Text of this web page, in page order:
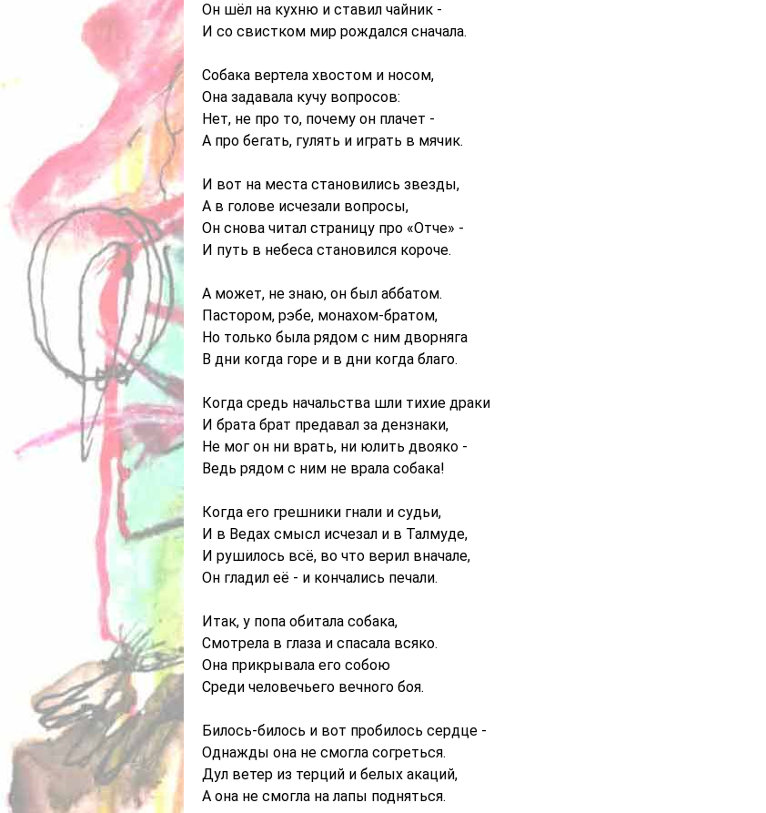
Он шёл на кухню и ставил чайник -
И со свистком мир рождался сначала.
Собака вертела хвостом и носом,
Она задавала кучу вопросов:
Нет, не про то, почему он плачет -
А про бегать, гулять и играть в мячик.
И вот на места становились звезды,
А в голове исчезали вопросы,
Он снова читал страницу про «Отче» -
И путь в небеса становился короче.
А может, не знаю, он был аббатом.
Пастором, рэбе, монахом-братом,
Но только была рядом с ним дворняга
В дни когда горе и в дни когда благо.
Когда средь начальства шли тихие драки
И брата брат предавал за дензнаки,
Не мог он ни врать, ни юлить двояко -
Ведь рядом с ним не врала собака!
Когда его грешники гнали и судьи,
И в Ведах смысл исчезал и в Талмуде,
И рушилось всё, во что верил вначале,
Он гладил её - и кончались печали.
Итак, у попа обитала собака,
Смотрела в глаза и спасала всяко.
Она прикрывала его собою
Среди человечьего вечного боя.
Билось-билось и вот пробилось сердце -
Однажды она не смогла согреться.
Дул ветер из терций и белых акаций,
А она не смогла на лапы подняться.